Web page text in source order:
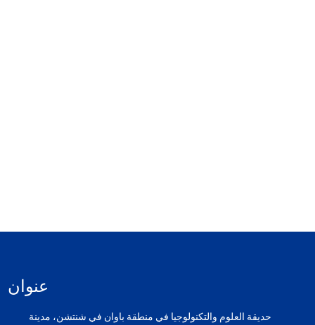
عنوان
حديقة العلوم والتكنولوجيا في منطقة باوان في شنتشن، مدينة